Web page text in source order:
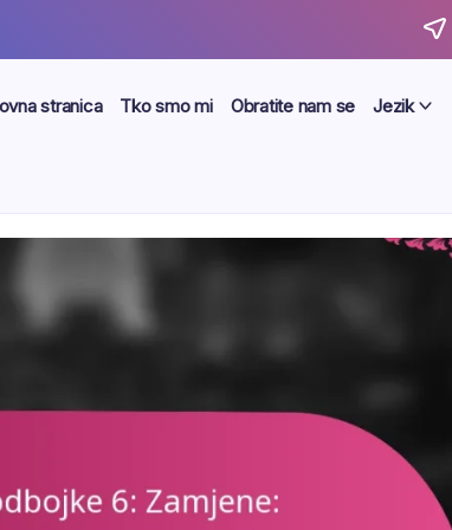
stranica Tko smo mi Obratite nam se Jezik